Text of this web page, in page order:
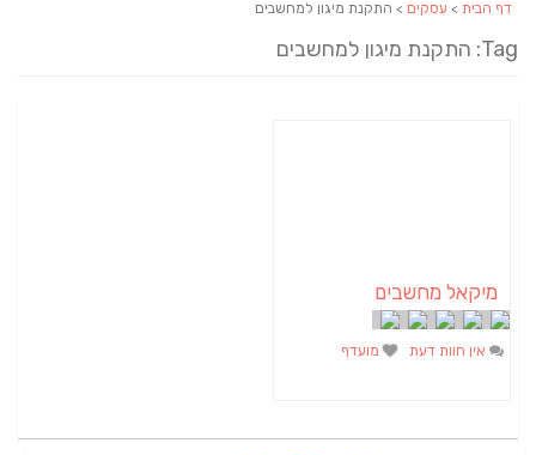
דף הבית > עסקים > התקנת מיגון למחשבים
Tag: התקנת מיגון למחשבים
מיקאל מחשבים
אין חוות דעת מועדף